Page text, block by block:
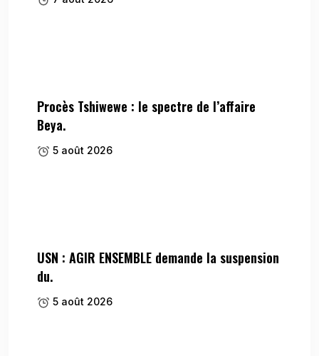
Procès Tshiwewe : le spectre de l’affaire
Beya.
5 août 2026
USN : AGIR ENSEMBLE demande la suspension
du.
5 août 2026